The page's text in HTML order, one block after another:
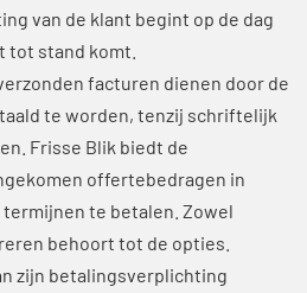
van de klant begint op de dag
tot stand komt.
facturen dienen door de
te worden, tenzij schriftelijk
Frisse Blik biedt de
offertebedragen in
te betalen. Zowel
behoort tot de opties.
zijn betalingsverplichting